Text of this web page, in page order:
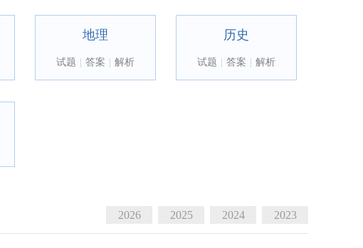
地理
试题 答案 解析
历史
试题 答案 解析
2026 2025 2024 2023